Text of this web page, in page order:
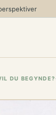
DU BEGYNDE?